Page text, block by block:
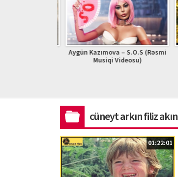
Aygün Kazımova – S.O.S (Rəsmi
Musiqi Videosu)
cüneyt arkın filiz akın
01:22:01